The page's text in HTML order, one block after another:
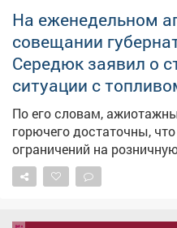
На еженедельном
совещании
Середюк заявил о
ситуации с
По его словам,
горючего достаточны,
ограничений на